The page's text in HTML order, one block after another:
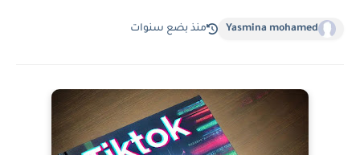
Yasmina mohamed منذ بضع سنوات